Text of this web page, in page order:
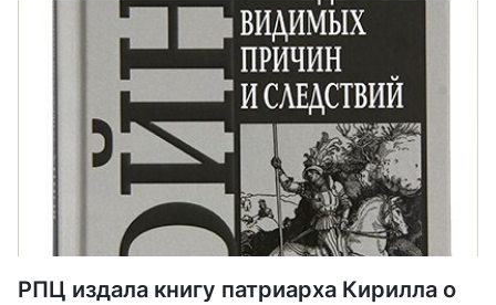
РПЦ издала книгу патриарха Кирилла о